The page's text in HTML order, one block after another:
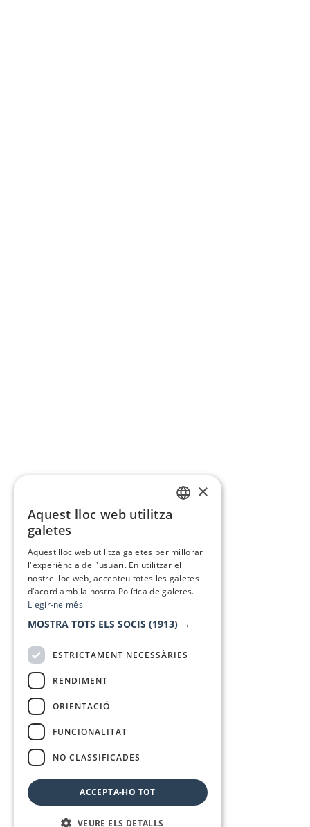
×
Aquest lloc web utilitza
galetes
Aquest lloc web utilitza galetes per millorar
l'experiència de l'usuari. En utilitzar el
nostre lloc web, accepteu totes les galetes
d’acord amb la nostra Política de galetes.
Llegir-ne més
MOSTRA TOTS ELS SOCIS (1913) →
ESTRICTAMENT NECESSÀRIES
RENDIMENT
ORIENTACIÓ
FUNCIONALITAT
NO CLASSIFICADES
ACCEPTA-HO TOT
VEURE ELS DETALLS